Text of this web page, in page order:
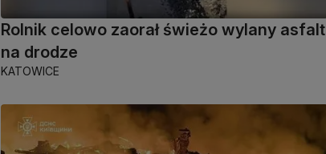
Rolnik celowo zaorał świeżo wylany asfalt
na drodze
KATOWICE